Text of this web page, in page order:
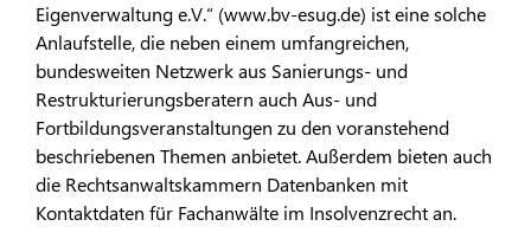
Eigenverwaltung e.V.“ (www.bv-esug.de) ist eine solche
Anlaufstelle, die neben einem umfangreichen,
bundesweiten Netzwerk aus Sanierungs- und
Restrukturierungsberatern auch Aus- und
Fortbildungsveranstaltungen zu den voranstehend
beschriebenen Themen anbietet. Außerdem bieten auch
die Rechtsanwaltskammern Datenbanken mit
Kontaktdaten für Fachanwälte im Insolvenzrecht an.